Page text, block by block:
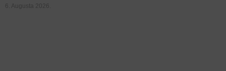
6. Augusta 2026.